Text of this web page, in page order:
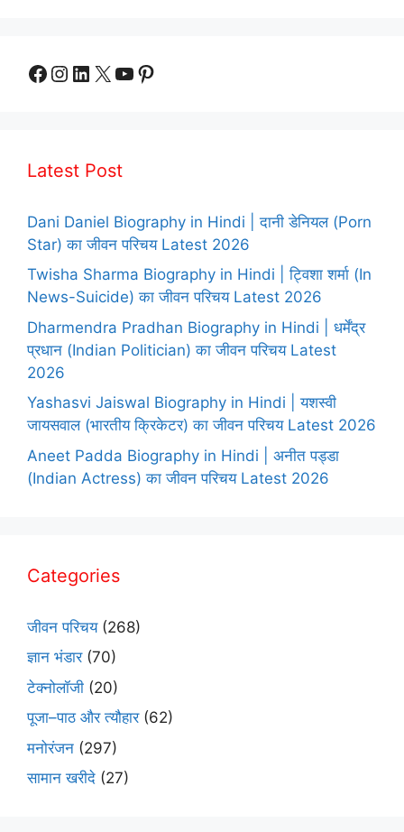
Facebook
Instagram
LinkedIn
X YouTube
Pinterest
Latest Post
Dani Daniel Biography in Hindi | दानी डेनियल (Porn
Star) का जीवन परिचय Latest 2026
Twisha Sharma Biography in Hindi | ट्विशा शर्मा (In
News-Suicide) का जीवन परिचय Latest 2026
Dharmendra Pradhan Biography in Hindi | धर्मेंद्र
प्रधान (Indian Politician) का जीवन परिचय Latest
2026
Yashasvi Jaiswal Biography in Hindi | यशस्वी
जायसवाल (भारतीय क्रिकेटर) का जीवन परिचय Latest 2026
Aneet Padda Biography in Hindi | अनीत पड्डा
(Indian Actress) का जीवन परिचय Latest 2026
Categories
जीवन परिचय(268)
ज्ञान भंडार(70)
टेक्नोलॉजी (20)
पूजा–पाठ और त्यौहार(62)
मनोरंजन (297)
सामान खरीदे (27)